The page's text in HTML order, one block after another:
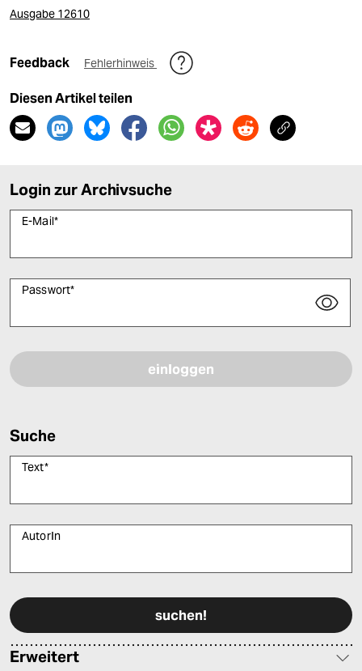
Ausgabe 12610
Feedback Fehlerhinweis
Diesen Artikel teilen
Login zur Archivsuche
E-Mail*
Passwort*
Suche
Text*
AutorIn
Erweitert